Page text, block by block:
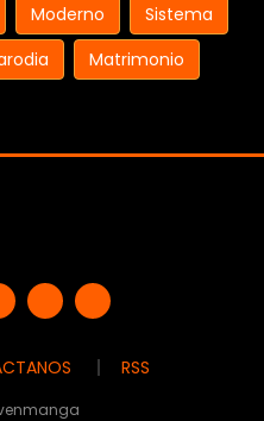
Moderno
Sistema
Matrimonio
RSS